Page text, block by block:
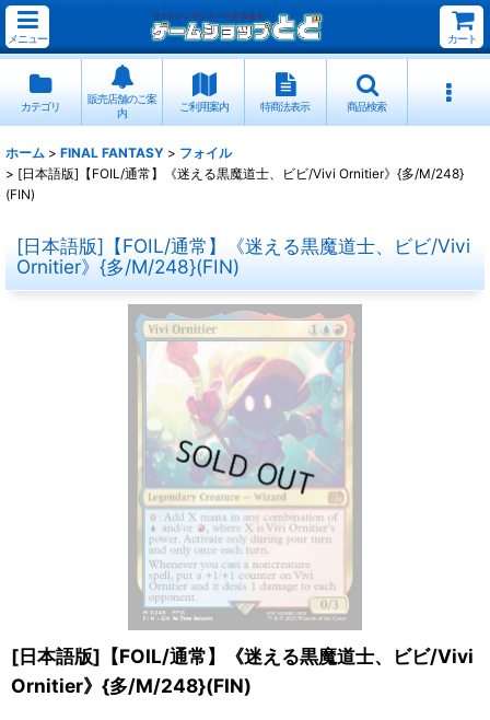
メニュー カート
カテゴリ
販売店舗のご案
内
ご利用案内 特商法表示 商品検索
ホーム > FINAL FANTASY > フォイル
> [日本語版]【FOIL/通常】《迷える黒魔道士、ビビ/Vivi Ornitier》{多/M/248}
(FIN)
[日本語版]【FOIL/通常】《迷える黒魔道士、ビビ/Vivi
Ornitier》{多/M/248}(FIN)
[日本語版]【FOIL/通常】《迷える黒魔道士、ビビ/Vivi
Ornitier》{多/M/248}(FIN)